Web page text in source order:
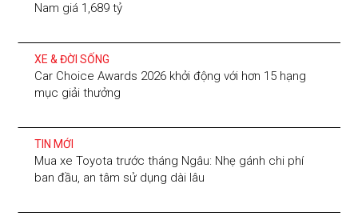
Nam giá 1,689 tỷ
XE & ĐỜI SỐNG
Car Choice Awards 2026 khởi động với hơn 15 hạng
mục giải thưởng
TIN MỚI
Mua xe Toyota trước tháng Ngâu: Nhẹ gánh chi phí
ban đầu, an tâm sử dụng dài lâu